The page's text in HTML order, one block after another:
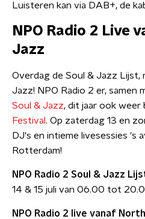
Luisteren kan via DAB+, de
NPO Radio 2 Live
Jazz
Overdag de Soul & Jazz Lijst,
Jazz! NPO Radio 2 er, samen
Soul & Jazz, dit jaar ook weer
Festival . Op zaterdag 13 en
DJ's en intieme livesessies 's
Rotterdam!
NPO Radio 2 Soul & Jazz
14 & 15 juli van 06.00 tot
NPO Radio 2 live vanaf